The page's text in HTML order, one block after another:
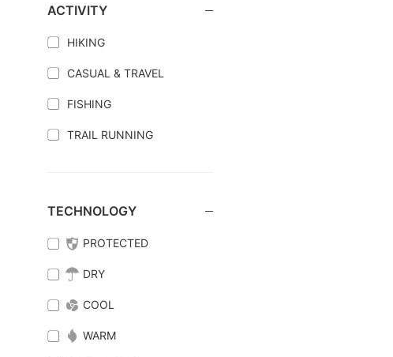
ACTIVITY
HIKING
CASUAL & TRAVEL
FISHING
TRAIL RUNNING
TECHNOLOGY
PROTECTED
DRY
COOL
WARM